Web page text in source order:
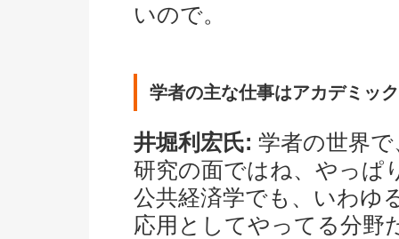
いので。
学者の主な仕事はアカデミッ
井堀利宏氏: 学者の世界
研究の面ではね、やっぱ
公共経済学でも、いわゆ
応用としてやってる分野